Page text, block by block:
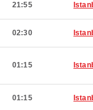
21:55
02:30
01:15
01:15